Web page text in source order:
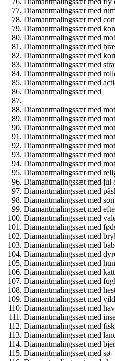
Diamantmalingssæt med
Diamantmalingssæt med
Diamantmalingssæt med
Diamantmalingssæt med
Diamantmalingssæt med
Diamantmalingssæt med
Diamantmalingssæt med
Diamantmalingssæt med
Diamantmalingssæt med
Diamantmalingssæt med
Diamantmalingssæt med
Diamantmalingssæt med
Diamantmalingssæt med
Diamantmalingssæt med
Diamantmalingssæt med
Diamantmalingssæt med
Diamantmalingssæt med
Diamantmalingssæt med
Diamantmalingssæt med jul
Diamantmalingssæt med
Diamantmalingssæt med
Diamantmalingssæt med
Diamantmalingssæt med
Diamantmalingssæt med
Diamantmalingssæt med
Diamantmalingssæt med
Diamantmalingssæt med
Diamantmalingssæt med
Diamantmalingssæt med
Diamantmalingssæt med
Diamantmalingssæt med
Diamantmalingssæt med
Diamantmalingssæt med
Diamantmalingssæt med
Diamantmalingssæt med
Diamantmalingssæt med
Diamantmalingssæt med
Diamantmalingssæt med